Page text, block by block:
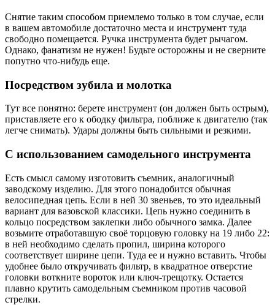
Снятие таким способом приемлемо только в том случае, если
в вашем автомобиле достаточно места и инструмент туда
свободно помещается. Ручка инструмента будет рычагом.
Однако, фанатизм не нужен! Будьте осторожны и не сверните
попутно что-нибудь еще.
Посредством зубила и молотка
Тут все понятно: берете инструмент (он должен быть острым),
приставляете его к ободку фильтра, поближе к двигателю (так
легче снимать). Удары должны быть сильными и резкими.
С использованием самодельного инструмента
Есть смысл самому изготовить съемник, аналогичный
заводскому изделию. Для этого понадобится обычная
велосипедная цепь. Если в ней 30 звеньев, то это идеальный
вариант для вазовской классики. Цепь нужно соединить в
кольцо посредством заклепки либо обычного замка. Далее
возьмите отработавшую своё торцовую головку на 19 либо 22:
в ней необходимо сделать пропил, ширина которого
соответствует ширине цепи. Туда ее и нужно вставить. Чтобы
удобнее было откручивать фильтр, в квадратное отверстие
головки воткните вороток или ключ-трещотку. Остается
плавно крутить самодельным съемником против часовой
стрелки.